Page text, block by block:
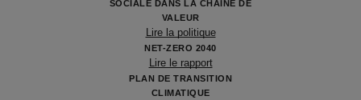
SOCIALE DANS LA CHAÎNE DE
VALEUR
Lire la politique
NET-ZERO 2040
Lire le rapport
PLAN DE TRANSITION
CLIMATIQUE